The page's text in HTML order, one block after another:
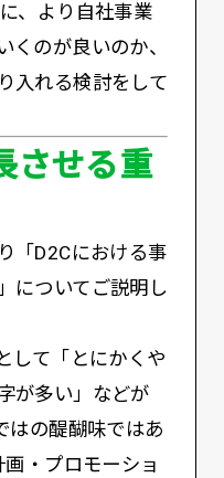
、より自社事業
くのが良いのか、
入れる検討をして
させる重
「D2Cにおける事
についてご説明し
して「とにかくや
が多い」などが
はの醍醐味ではあ
・プロモーショ